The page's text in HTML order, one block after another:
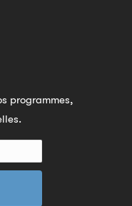
programmes,